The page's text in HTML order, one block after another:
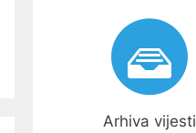
Arhiva vijesti